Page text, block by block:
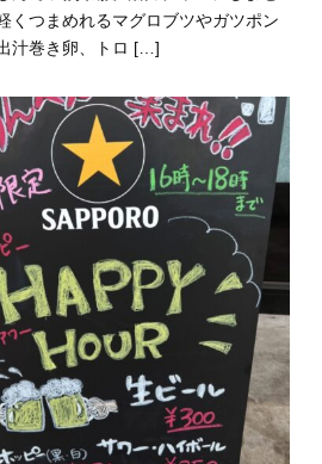
くつまめれるマグロブツやガツポン
汁巻き卵、トロ […]